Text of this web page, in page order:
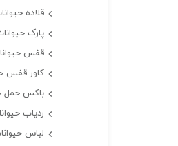
قلاده
پارک
قفس
کاور قفس
باکس حمل
ردیاب
لباس